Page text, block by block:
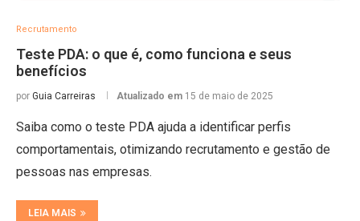
Recrutamento
Teste PDA: o que é, como funciona e seus
benefícios
por Guia Carreiras Atualizado em 15 de maio de 2025
Saiba como o teste PDA ajuda a identificar perfis
comportamentais, otimizando recrutamento e gestão de
pessoas nas empresas.
LEIA MAIS